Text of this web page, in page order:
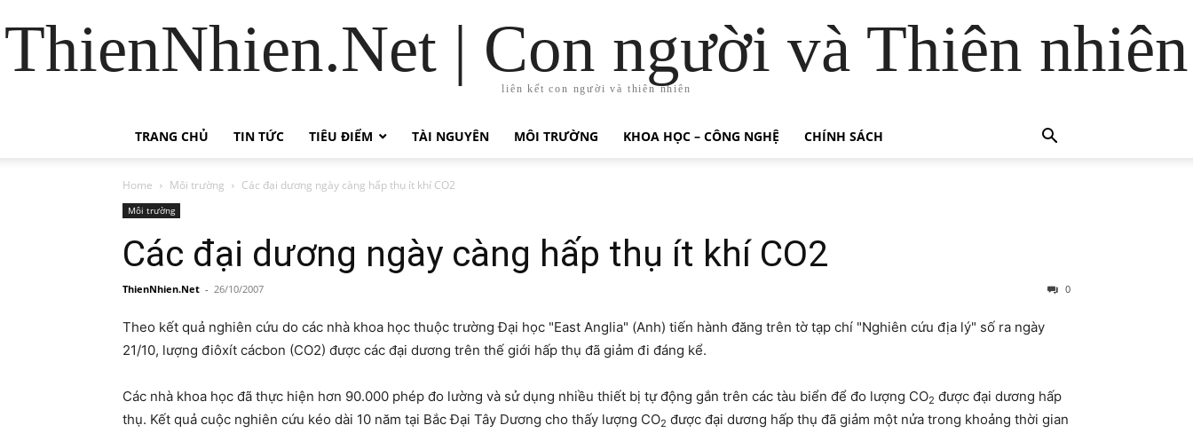
ThienNhien.Net | Con người và Thiên nhiên
liên kết con người và thiên nhiên
TRANG CHỦ TIN TỨC TIÊU ĐIỂM TÀI NGUYÊN MÔI TRƯỜNG KHOA HỌC – CÔNG NGHỆ CHÍNH SÁCH
Home Môi trường Các đại dương ngày càng hấp thụ ít khí CO2
Môi trường
Các đại dương ngày càng hấp thụ ít khí CO2
ThienNhien.Net - 26/10/2007 0
Theo kết quả nghiên cứu do các nhà khoa học thuộc trường Đại học "East Anglia" (Anh) tiến hành đăng trên tờ tạp chí "Nghiên cứu địa lý" số ra ngày
21/10, lượng điôxít cácbon (CO2) được các đại dương trên thế giới hấp thụ đã giảm đi đáng kể.
Các nhà khoa học đã thực hiện hơn 90.000 phép đo lường và sử dụng nhiều thiết bị tự động gắn trên các tàu biển để đo lượng CO2 được đại dương hấp
thụ. Kết quả cuộc nghiên cứu kéo dài 10 năm tại Bắc Đại Tây Dương cho thấy lượng CO2 được đại dương hấp thụ đã giảm một nửa trong khoảng thời gian